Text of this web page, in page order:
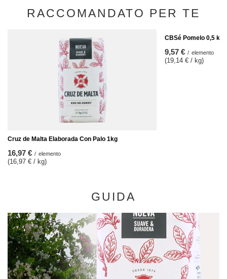
RACCOMANDATO PER TE
Cruz de Malta Elaborada Con Palo 1kg
16,97 € / elemento
(16,97 € / kg)
CBSé Pomelo 0,5 kg
9,57 € / elemento
(19,14 € / kg)
GUIDA